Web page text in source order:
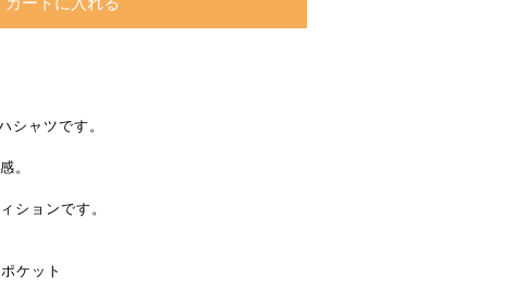
シャツです。
。
ションです。
ケット